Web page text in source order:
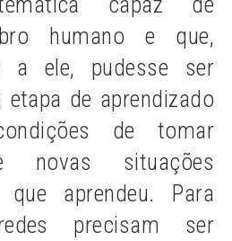
humano e que,
a ele, pudesse ser
de aprendizado
de tomar
novas situações
aprendeu. Para
precisam ser